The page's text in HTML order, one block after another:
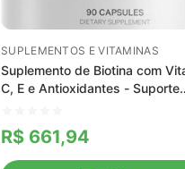
SUPLEMENTOS E VITAMINAS
Suplemento de Biotina com
C, E e Antioxidantes - Suporte
R$ 661,94